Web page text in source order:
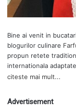
Bine ai venit in
blogurilor culinare
propun retete
internationala
citeste mai mult...
Advertisement